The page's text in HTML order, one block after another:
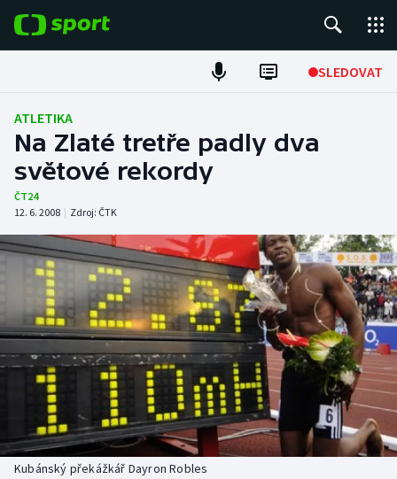
SLEDOVAT
Fotbal
Hokej
Tenis
Atletika
Cyklistika
DALŠÍ SPORTY
Americký fotbal
Baseball a softbal
Basketbal
NEPŘEHLÉDNĚTE
Soutěže
Historické návraty
ATLETIKA
Na Zlaté tretře padly dva
světové rekordy
ČT24
12. 6. 2008 | Zdroj: ČTK
Kubánský překážkář Dayron Robles